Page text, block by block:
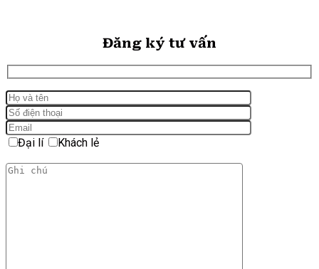
Đăng ký tư vấn
Đại lí Khách lẻ